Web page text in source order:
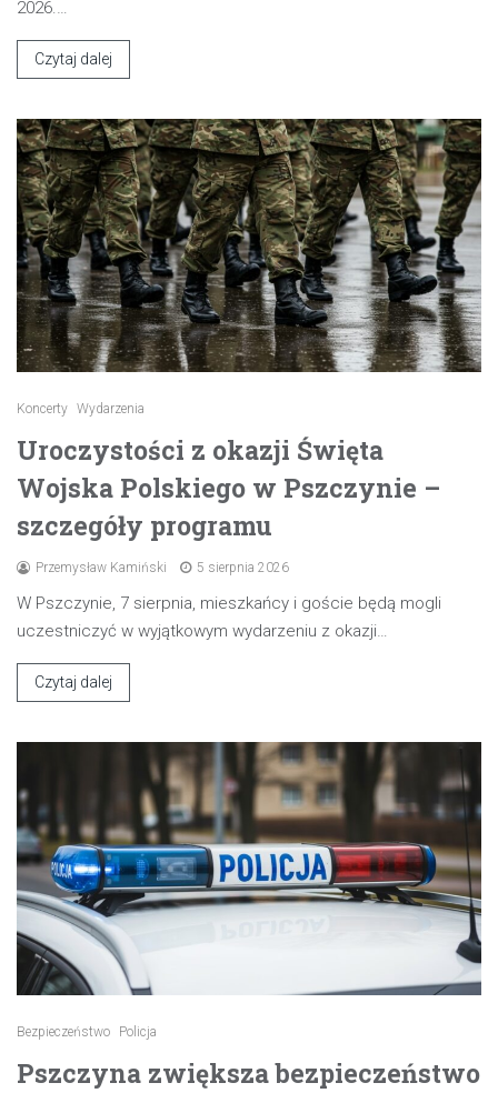
2026.…
Czytaj dalej
Koncerty Wydarzenia
Uroczystości z okazji Święta
Wojska Polskiego w Pszczynie –
szczegóły programu
Przemysław Kamiński 5 sierpnia 2026
W Pszczynie, 7 sierpnia, mieszkańcy i goście będą mogli
uczestniczyć w wyjątkowym wydarzeniu z okazji…
Czytaj dalej
Bezpieczeństwo Policja
Pszczyna zwiększa bezpieczeństwo